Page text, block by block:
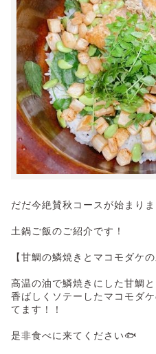
だだ今絶賛秋コースが始まりま
土鍋ご飯のご紹介です！
【甘鯛の鱗焼きとマコモダケの
高温の油で鱗焼きにした甘鯛と
香ばしくソテーしたマコモダ
てます！！
是非食べに来てください🐟